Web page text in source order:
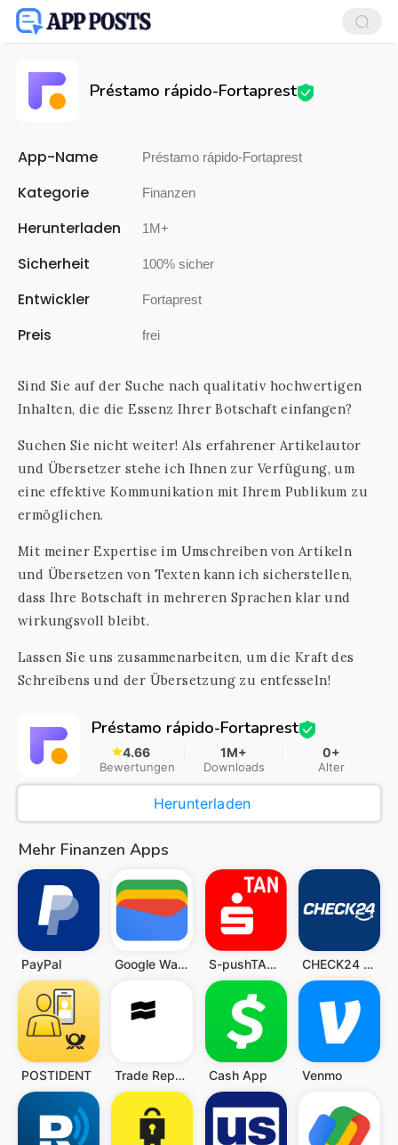
Préstamo rápido-Fortaprest
App-Name Préstamo rápido-Fortaprest
Kategorie Finanzen
Herunterladen 1M+
Sicherheit 100% sicher
Entwickler Fortaprest
Preis frei
Sind Sie auf der Suche nach qualitativ hochwertigen
Inhalten, die die Essenz Ihrer Botschaft einfangen?
Suchen Sie nicht weiter! Als erfahrener Artikelautor
und Übersetzer stehe ich Ihnen zur Verfügung, um
eine effektive Kommunikation mit Ihrem Publikum zu
ermöglichen.
Mit meiner Expertise im Umschreiben von Artikeln
und Übersetzen von Texten kann ich sicherstellen,
dass Ihre Botschaft in mehreren Sprachen klar und
wirkungsvoll bleibt.
Lassen Sie uns zusammenarbeiten, um die Kraft des
Schreibens und der Übersetzung zu entfesseln!
Préstamo rápido-Fortaprest
4.66
Bewertungen
1M+
Downloads
0+
Alter
Herunterladen
Mehr Finanzen Apps
PayPal Google Wallet S-pushTAN - sichere Freigaben CHECK24 Vergleiche
POSTIDENT Trade Republic: Broker & Bank Cash App Venmo